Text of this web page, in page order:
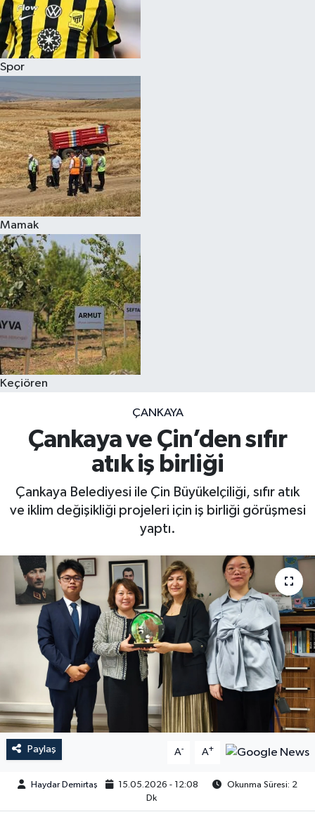
Spor
Mamak
Keçiören
ÇANKAYA
Çankaya ve Çin’den sıfır
atık iş birliği
Çankaya Belediyesi ile Çin Büyükelçiliği, sıfır atık
ve iklim değişikliği projeleri için iş birliği görüşmesi
yaptı.
Paylaş A- A+
Haydar Demirtaş 15.05.2026 - 12:08
Okunma Süresi: 2
Dk